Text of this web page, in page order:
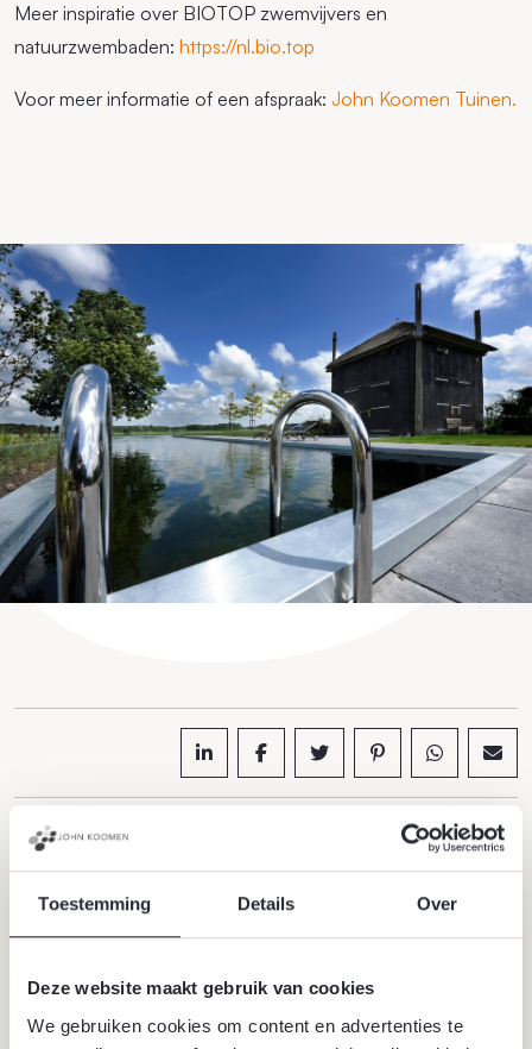
Toestemming Details Over
Deze website maakt gebruik van cookies
We gebruiken cookies om content en advertenties te
Meer inspiratie over BIOTOP zwemvijvers en
natuurzwembaden: https://nl.bio.top
Voor meer informatie of een afspraak: John Koomen Tuinen.
Meer inspiratie